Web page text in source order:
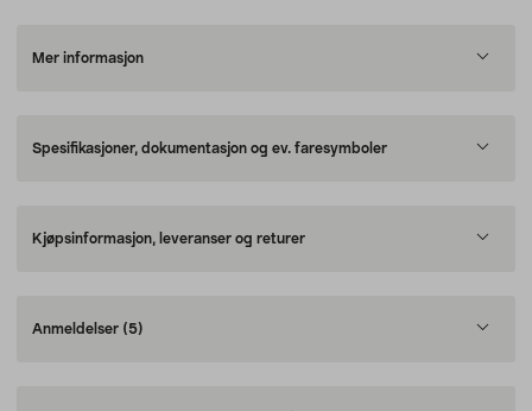
Mer informasjon
Spesifikasjoner, dokumentasjon og ev. faresymboler
Kjøpsinformasjon, leveranser og returer
Anmeldelser (5)